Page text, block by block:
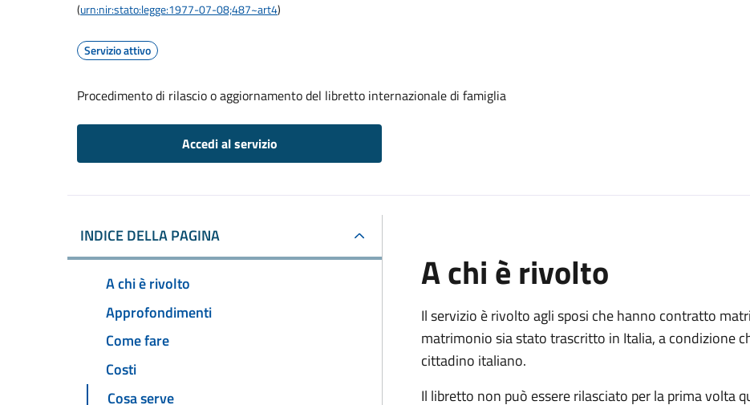
(urn:nir:stato:legge:1977-07-08;487~art4)
Servizio attivo
Procedimento di rilascio o aggiornamento del libretto internazionale di famiglia
Accedi al servizio
INDICE DELLA PAGINA
A chi è rivolto
Approfondimenti
Come fare
Costi
Cosa serve
A chi è rivolto
Il servizio è rivolto agli sposi che hanno contratto
matrimonio sia stato trascritto in Italia, a condizione
cittadino italiano.
Il libretto non può essere rilasciato per la prima volta